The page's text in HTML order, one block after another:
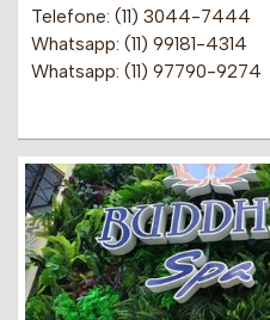
Telefone: (11) 3044-7444
Whatsapp: (11) 99181-4314
Whatsapp: (11) 97790-9274